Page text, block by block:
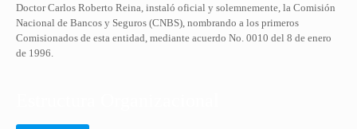
Doctor Carlos Roberto Reina, instaló oficial y solemnemente, la Comisión
Nacional de Bancos y Seguros (CNBS), nombrando a los primeros
Comisionados de esta entidad, mediante acuerdo No. 0010 del 8 de enero
de 1996.